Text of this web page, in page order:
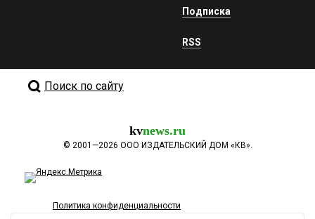
Подписка
RSS
Поиск по сайту
kvnews.ru
© 2001—2026 ООО ИЗДАТЕЛЬСКИЙ ДОМ «КВ».
Политика конфиденциальности